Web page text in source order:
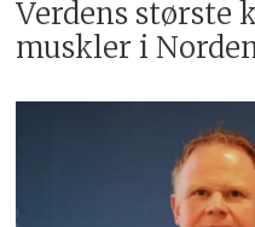
Verdens største
muskler i